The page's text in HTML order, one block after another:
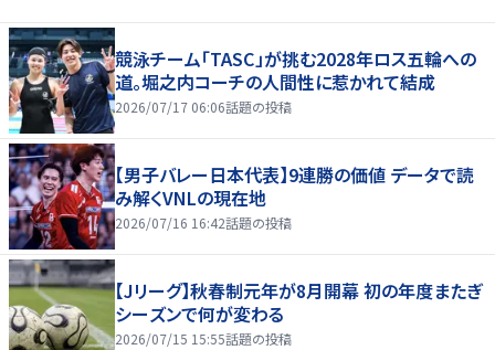
競泳チーム「TASC」が挑む2028年ロス五輪への
道。堀之内コーチの人間性に惹かれて結成
2026/07/17 06:06話題の投稿
【男子バレー日本代表】9連勝の価値 データで読
み解くVNLの現在地
2026/07/16 16:42話題の投稿
【Jリーグ】秋春制元年が8月開幕 初の年度またぎ
シーズンで何が変わる
2026/07/15 15:55話題の投稿